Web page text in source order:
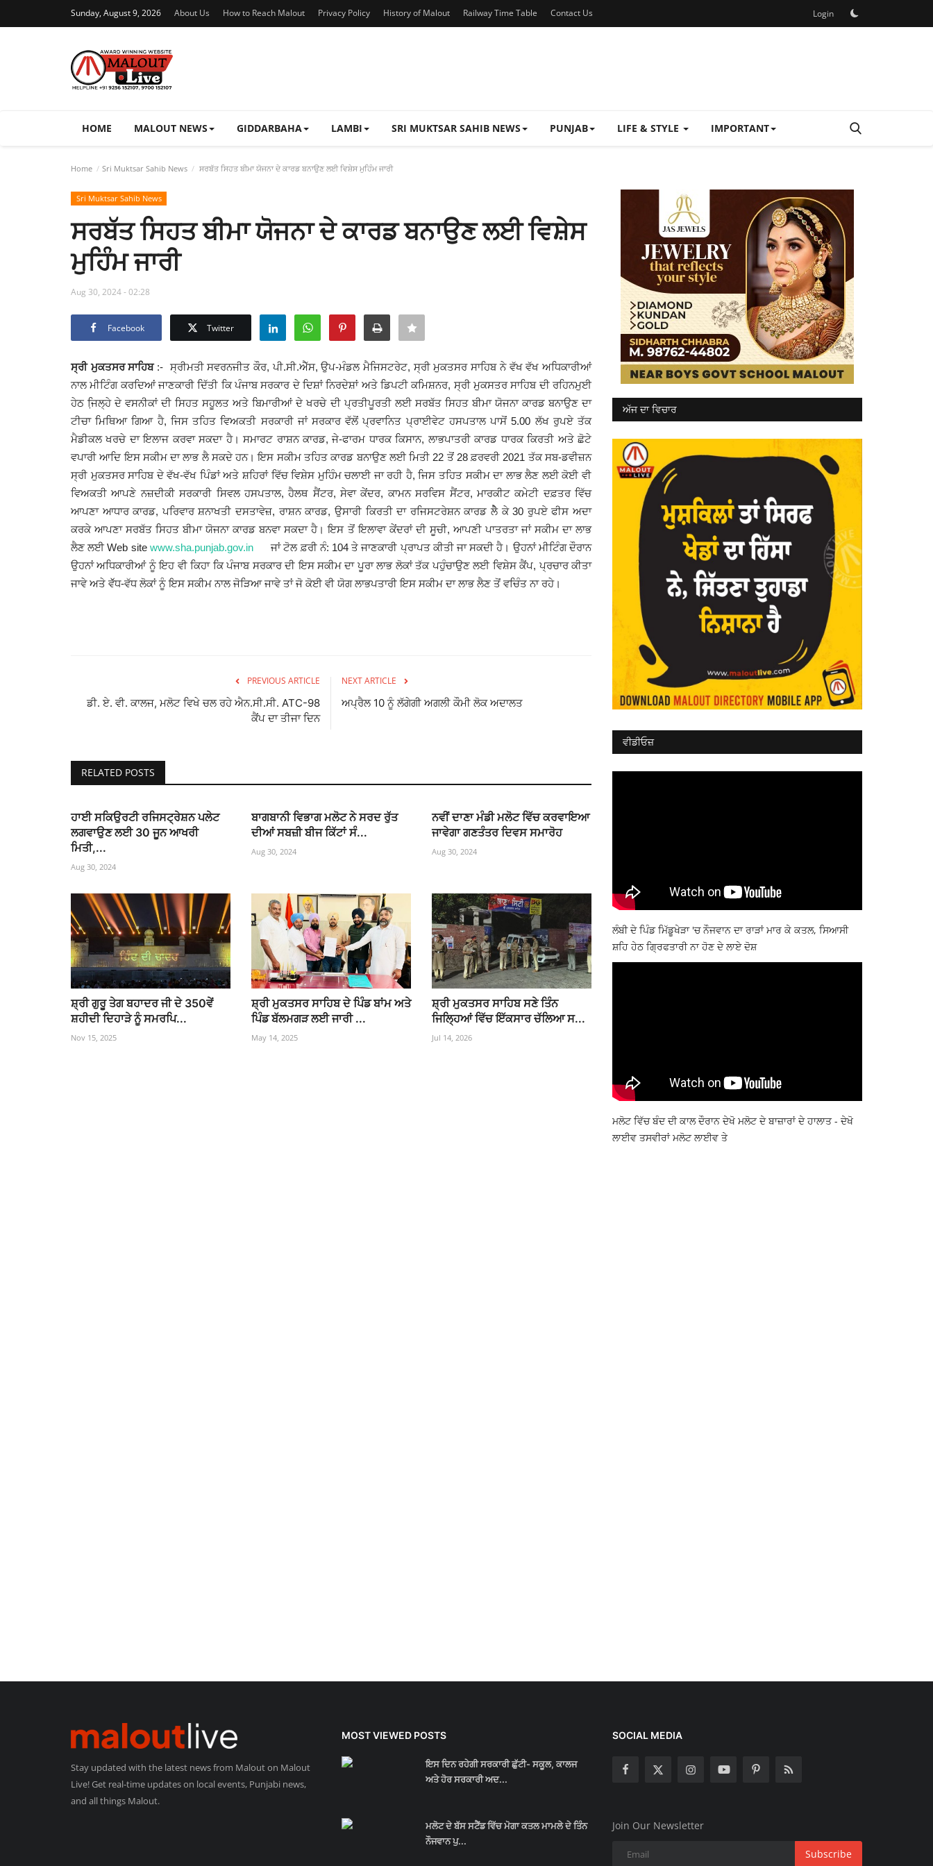
Sunday, August 9, 2026 About Us How to Reach Malout Privacy Policy History of Malout Railway Time Table Contact Us Login
HOME MALOUT NEWS GIDDARBAHA LAMBI SRI MUKTSAR SAHIB NEWS PUNJAB LIFE & STYLE IMPORTANT
Home Sri Muktsar Sahib News ਸਰਬੱਤ ਸਿਹਤ ਬੀਮਾ ਯੋਜਨਾ ਦੇ ਕਾਰਡ ਬਨਾਉਣ ਲਈ ਵਿਸ਼ੇਸ ਮੁਹਿੰਮ ਜਾਰੀ
Sri Muktsar Sahib News
ਸਰਬੱਤ ਸਿਹਤ ਬੀਮਾ ਯੋਜਨਾ ਦੇ ਕਾਰਡ ਬਨਾਉਣ ਲਈ ਵਿਸ਼ੇਸ
ਮੁਹਿੰਮ ਜਾਰੀ
Aug 30, 2024 - 02:28
Facebook Twitter
ਸ੍ਰੀ ਮੁਕਤਸਰ ਸਾਹਿਬ:- ਸ੍ਰੀਮਤੀ ਸਵਰਨਜੀਤ ਕੌਰ, ਪੀ.ਸੀ.ਐੱਸ, ਉਪ-ਮੰਡਲ ਮੈਜਿਸਟਰੇਟ, ਸ੍ਰੀ ਮੁਕਤਸਰ ਸਾਹਿਬ ਨੇ ਵੱਖ ਵੱਖ ਅਧਿਕਾਰੀਆਂ
ਨਾਲ ਮੀਟਿੰਗ ਕਰਦਿਆਂ ਜਾਣਕਾਰੀ ਦਿੱਤੀ ਕਿ ਪੰਜਾਬ ਸਰਕਾਰ ਦੇ ਦਿਸ਼ਾਂ ਨਿਰਦੇਸ਼ਾਂ ਅਤੇ ਡਿਪਟੀ ਕਮਿਸ਼ਨਰ, ਸ੍ਰੀ ਮੁਕਸਤਰ ਸਾਹਿਬ ਦੀ ਰਹਿਨਮੁਈ
ਹੇਠ ਜਿ਼ਲ੍ਹੇ ਦੇ ਵਸਨੀਕਾਂ ਦੀ ਸਿਹਤ ਸਹੂਲਤ ਅਤੇ ਬਿਮਾਰੀਆਂ ਦੇ ਖਰਚੇ ਦੀ ਪ੍ਰਤੀਪੂਰਤੀ ਲਈ ਸਰਬੱਤ ਸਿਹਤ ਬੀਮਾ ਯੋਜਨਾ ਕਾਰਡ ਬਨਾਉਣ ਦਾ
ਟੀਚਾ ਮਿਥਿਆ ਗਿਆ ਹੈ, ਜਿਸ ਤਹਿਤ ਵਿਅਕਤੀ ਸਰਕਾਰੀ ਜਾਂ ਸਰਕਾਰ ਵੱਲੋਂ ਪ੍ਰਵਾਨਿਤ ਪ੍ਰਾਈਵੇਟ ਹਸਪਤਾਲ ਪਾਸੋਂ 5.00 ਲੱਖ ਰੁਪਏ ਤੱਕ
ਮੈਡੀਕਲ ਖਰਚੇ ਦਾ ਇਲਾਜ ਕਰਵਾ ਸਕਦਾ ਹੈ। ਸਮਾਰਟ ਰਾਸ਼ਨ ਕਾਰਡ, ਜੇ-ਫਾਰਮ ਧਾਰਕ ਕਿਸਾਨ, ਲਾਭਪਾਤਰੀ ਕਾਰਡ ਧਾਰਕ ਕਿਰਤੀ ਅਤੇ ਛੋਟੇ
ਵਪਾਰੀ ਆਦਿ ਇਸ ਸਕੀਮ ਦਾ ਲਾਭ ਲੈ ਸਕਦੇ ਹਨ। ਇਸ ਸਕੀਮ ਤਹਿਤ ਕਾਰਡ ਬਨਾਉਣ ਲਈ ਮਿਤੀ 22 ਤੋਂ 28 ਫ਼ਰਵਰੀ 2021 ਤੱਕ ਸਬ-ਡਵੀਜ਼ਨ
ਸ੍ਰੀ ਮੁਕਤਸਰ ਸਾਹਿਬ ਦੇ ਵੱਖ-ਵੱਖ ਪਿੰਡਾਂ ਅਤੇ ਸ਼ਹਿਰਾਂ ਵਿੱਚ ਵਿਸ਼ੇਸ ਮੁਹਿੰਮ ਚਲਾਈ ਜਾ ਰਹੀ ਹੈ, ਜਿਸ ਤਹਿਤ ਸਕੀਮ ਦਾ ਲਾਭ ਲੈਣ ਲਈ ਕੋਈ ਵੀ
ਵਿਅਕਤੀ ਆਪਣੇ ਨਜ਼ਦੀਕੀ ਸਰਕਾਰੀ ਸਿਵਲ ਹਸਪਤਾਲ, ਹੈਲਥ ਸੈਂਟਰ, ਸੇਵਾ ਕੇਂਦਰ, ਕਾਮਨ ਸਰਵਿਸ ਸੈਂਟਰ, ਮਾਰਕੀਟ ਕਮੇਟੀ ਦਫ਼ਤਰ ਵਿੱਚ
ਆਪਣਾ ਆਧਾਰ ਕਾਰਡ, ਪਰਿਵਾਰ ਸ਼ਨਾਖਤੀ ਦਸਤਾਵੇਜ਼, ਰਾਸ਼ਨ ਕਾਰਡ, ਉਸਾਰੀ ਕਿਰਤੀ ਦਾ ਰਜਿਸਟਰੇਸ਼ਨ ਕਾਰਡ ਲੇੈ ਕੇ 30 ਰੁਪਏ ਫੀਸ ਅਦਾ
ਕਰਕੇ ਆਪਣਾ ਸਰਬੱਤ ਸਿਹਤ ਬੀਮਾ ਯੋਜਨਾ ਕਾਰਡ ਬਨਵਾ ਸਕਦਾ ਹੈ। ਇਸ ਤੋਂ ਇਲਾਵਾ ਕੇਂਦਰਾਂ ਦੀ ਸੂਚੀ, ਆਪਣੀ ਪਾਤਰਤਾ ਜਾਂ ਸਕੀਮ ਦਾ ਲਾਭ
ਲੈਣ ਲਈWeb site www.sha.punjab.gov.in
ਜਾਂ ਟੋਲ ਫ਼ਰੀ ਨੰ: 104 ਤੇ ਜਾਣਕਾਰੀ ਪ੍ਰਾਪਤ ਕੀਤੀ ਜਾ ਸਕਦੀ ਹੈ। ਉਹਨਾਂ ਮੀਟਿੰਗ ਦੌਰਾਨ
ਉਹਨਾਂ ਅਧਿਕਾਰੀਆਂ ਨੂੰ ਇਹ ਵੀ ਕਿਹਾ ਕਿ ਪੰਜਾਬ ਸਰਕਾਰ ਦੀ ਇਸ ਸਕੀਮ ਦਾ ਪੂਰਾ ਲਾਭ ਲੋਕਾਂ ਤੱਕ ਪਹੁੰਚਾਉਣ ਲਈ ਵਿਸ਼ੇਸ ਕੈਂਪ, ਪ੍ਰਚਾਰ ਕੀਤਾ
ਜਾਵੇ ਅਤੇ ਵੱੱਧ-ਵੱਧ ਲੋਕਾਂ ਨੂੰ ਇਸ ਸਕੀਮ ਨਾਲ ਜੋੜਿਆ ਜਾਵੇ ਤਾਂ ਜੋ ਕੋਈ ਵੀ ਯੋਗ ਲਾਭਪਤਾਰੀ ਇਸ ਸਕੀਮ ਦਾ ਲਾਭ ਲੈਣ ਤੋਂ ਵਚਿੰਤ ਨਾ ਰਹੇ।
PREVIOUS ARTICLE
ਡੀ. ਏ. ਵੀ. ਕਾਲਜ, ਮਲੋਟ ਵਿਖੇ ਚਲ ਰਹੇ ਐਨ.ਸੀ.ਸੀ. ATC-98
ਕੈਂਪ ਦਾ ਤੀਜਾ ਦਿਨ
NEXT ARTICLE
ਅਪ੍ਰੈਲ 10 ਨੂੰ ਲੱਗੇਗੀ ਅਗਲੀ ਕੌਮੀ ਲੋਕ ਅਦਾਲਤ
RELATED POSTS
ਹਾਈ ਸਕਿਉਰਟੀ ਰਜਿਸਟ੍ਰੇਸ਼ਨ ਪਲੇਟ
ਲਗਵਾਉਣ ਲਈ 30 ਜੂਨ ਆਖਰੀ
ਮਿਤੀ,...
Aug 30, 2024
ਬਾਗਬਾਨੀ ਵਿਭਾਗ ਮਲੋਟ ਨੇ ਸਰਦ ਰੁੱਤ
ਦੀਆਂ ਸਬਜ਼ੀ ਬੀਜ ਕਿੱਟਾਂ ਸੰ...
Aug 30, 2024
ਨਵੀਂ ਦਾਣਾ ਮੰਡੀ ਮਲੋਟ ਵਿੱਚ ਕਰਵਾਇਆ
ਜਾਵੇਗਾ ਗਣਤੰਤਰ ਦਿਵਸ ਸਮਾਰੋਹ
Aug 30, 2024
ਸ਼੍ਰੀ ਗੁਰੂ ਤੇਗ ਬਹਾਦਰ ਜੀ ਦੇ 350ਵੇਂ
ਸ਼ਹੀਦੀ ਦਿਹਾੜੇ ਨੂੰ ਸਮਰਪਿ...
Nov 15, 2025
ਸ਼੍ਰੀ ਮੁਕਤਸਰ ਸਾਹਿਬ ਦੇ ਪਿੰਡ ਬਾਂਮ ਅਤੇ
ਪਿੰਡ ਬੱਲਮਗੜ ਲਈ ਜਾਰੀ ...
May 14, 2025
ਸ਼੍ਰੀ ਮੁਕਤਸਰ ਸਾਹਿਬ ਸਣੇ ਤਿੰਨ
ਜਿਲ੍ਹਿਆਂ ਵਿੱਚ ਇੱਕਸਾਰ ਚੱਲਿਆ ਸ...
Jul 14, 2026
ਅੱਜ ਦਾ ਵਿਚਾਰ
ਵੀਡੀਓਜ਼
ਲੰਬੀ ਦੇ ਪਿੰਡ ਮਿੱਡੂਖੇੜਾ 'ਚ ਨੌਜਵਾਨ ਦਾ ਰਾੜਾਂ ਮਾਰ ਕੇ ਕਤਲ, ਸਿਆਸੀ
ਸ਼ਹਿ ਹੇਠ ਗ੍ਰਿਫਤਾਰੀ ਨਾ ਹੋਣ ਦੇ ਲਾਏ ਦੋਸ਼
ਮਲੋਟ ਵਿੱਚ ਬੰਦ ਦੀ ਕਾਲ ਦੌਰਾਨ ਦੇਖੋ ਮਲੋਟ ਦੇ ਬਾਜ਼ਾਰਾਂ ਦੇ ਹਾਲਾਤ - ਦੇਖੋ
ਲਾਈਵ ਤਸਵੀਰਾਂ ਮਲੋਟ ਲਾਈਵ ਤੇ
Stay updated with the latest news from Malout on Malout
Live! Get real-time updates on local events, Punjabi news,
and all things Malout.
MOST VIEWED POSTS
ਇਸ ਦਿਨ ਰਹੇਗੀ ਸਰਕਾਰੀ ਛੁੱਟੀ- ਸਕੂਲ, ਕਾਲਜ
ਅਤੇ ਹੋਰ ਸਰਕਾਰੀ ਅਦ...
ਮਲੋਟ ਦੇ ਬੱਸ ਸਟੈਂਡ ਵਿੱਚ ਮੋਗਾ ਕਤਲ ਮਾਮਲੇ ਦੇ ਤਿੰਨ
ਨੌਜਵਾਨ ਪੁ...
SOCIAL MEDIA
Join Our Newsletter
Subscribe